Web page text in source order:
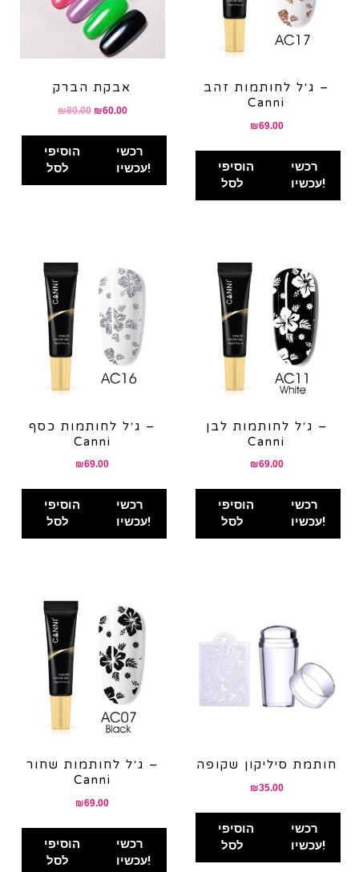
אבקת הברק
₪80.00 Original
₪60.00Current
₪60.00.
הוסיפי
לסל
רכשי
עכשיו!
ג׳ל לחותמות זהב –
Canni
₪69.00
הוסיפי
לסל
רכשי
עכשיו!
ג׳ל לחותמות כסף –
Canni
₪69.00
הוסיפי
לסל
רכשי
עכשיו!
ג׳ל לחותמות לבן –
Canni
₪69.00
הוסיפי
לסל
רכשי
עכשיו!
ג׳ל לחותמות שחור –
Canni
₪69.00
הוסיפי
לסל
רכשי
עכשיו!
חותמת סיליקון שקופה
₪35.00
הוסיפי
לסל
רכשי
עכשיו!